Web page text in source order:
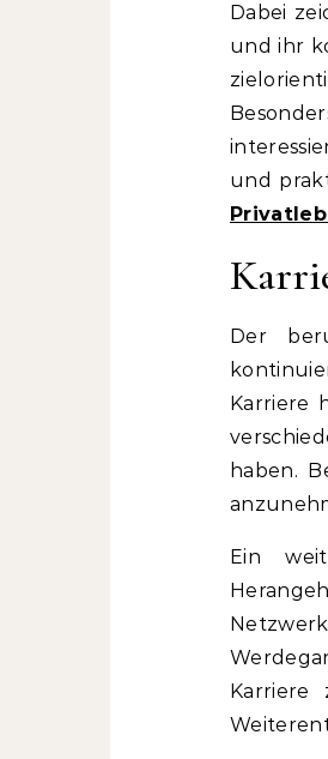
Dabei
und ihr
und
Der
Karriere
haben.
Ein
Karriere